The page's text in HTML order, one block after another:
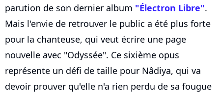
parution de son dernier album "Électron Libre".
Mais l'envie de retrouver le public a été plus forte
pour la chanteuse, qui veut écrire une page
nouvelle avec "Odyssée". Ce sixième opus
représente un défi de taille pour Nâdiya, qui va
devoir prouver qu'elle n'a rien perdu de sa fougue